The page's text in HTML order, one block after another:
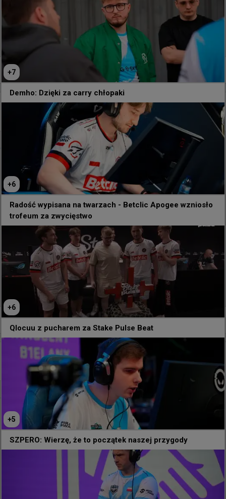
TombStone 3 godziny temu
Wygląda na to, że nożem można strzelić ;)
louiecs2_
Czy ominęła mnie aktualizacja, w której noże potrafią
teraz strzelać?
589 8
0
gamerlegion TombStone 3 godziny temu
Wyczillowany Snax na bootcampie z ekipą
FL4MUS92
Bootcamp 🤙🤙
+7
Demho: Dzięki za carry chłopaki
+6
Radość wypisana na twarzach - Betclic Apogee wzniosło
trofeum za zwycięstwo
+6
Qlocuu z pucharem za Stake Pulse Beat
+5
SZPERO: Wierzę, że to początek naszej przygody